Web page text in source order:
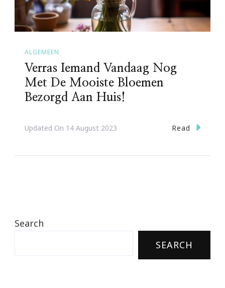
ALGEMEEN
Verras Iemand Vandaag Nog
Met De Mooiste Bloemen
Bezorgd Aan Huis!
Updated On 14 August 2023 Read
Search
SEARCH